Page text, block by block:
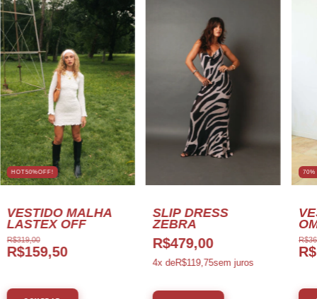
HOT50%OFF!
VESTIDO MALHA
LASTEX OFF
R$319,00
R$159,50
SLIP DRESS
ZEBRA
R$479,00
4x deR$119,75sem juros
70%